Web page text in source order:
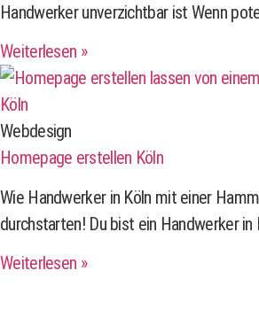
Handwerker unverzichtbar ist Wenn
Weiterlesen »
Webdesign
Homepage erstellen Köln
Wie Handwerker in Köln mit einer
durchstarten! Du bist ein Handwerker in
Weiterlesen »